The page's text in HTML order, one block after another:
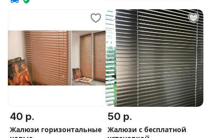
40 р.
Жалюзи горизонтальные
50 р.
Жалюзи с бесплатной